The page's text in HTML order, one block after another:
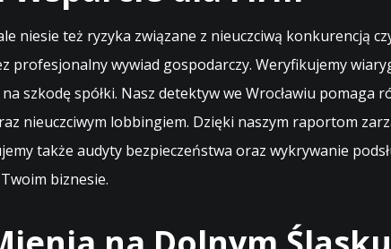
niesie też ryzyka związane z nieuczciwą konkurencją
wywiad gospodarczy. Weryfikujemy
szkodę spółki. Nasz detektyw we Wrocławiu pomaga
nieuczciwym lobbingiem. Dzięki naszym raportom
także audyty bezpieczeństwa oraz wykrywanie
biznesie.